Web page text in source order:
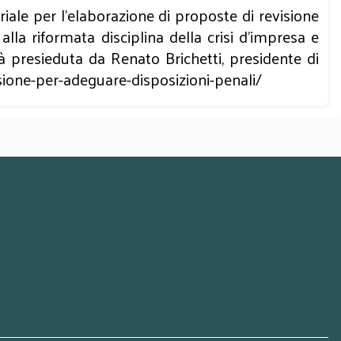
per l’elaborazione di proposte di revisione
riformata disciplina della crisi d’impresa e
presieduta da Renato Brichetti, presidente di
per-adeguare-disposizioni-penali/